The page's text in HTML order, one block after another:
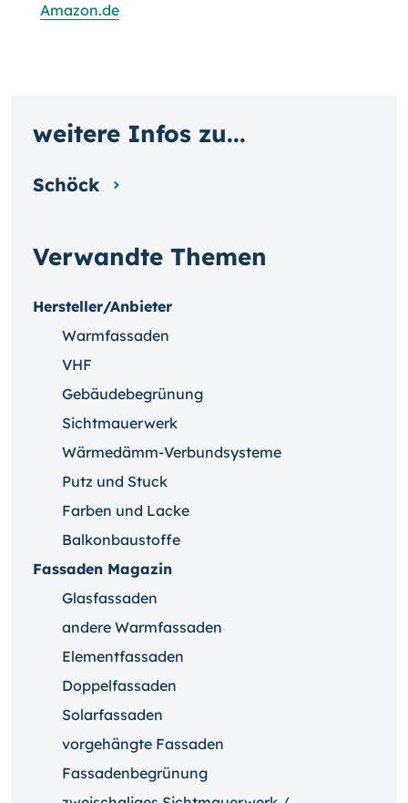
Amazon.de
Verwandte Themen
Hersteller/Anbieter
Warmfassaden
VHF
Gebäudebegrünung
Sichtmauerwerk
Wärmedämm-Verbundsysteme
Putz und Stuck
Farben und Lacke
Balkonbaustoffe
Fassaden Magazin
Glasfassaden
andere Warmfassaden
Elementfassaden
Doppelfassaden
Solarfassaden
vorgehängte Fassaden
Fassadenbegrünung
weitere Infos zu...
Schöck